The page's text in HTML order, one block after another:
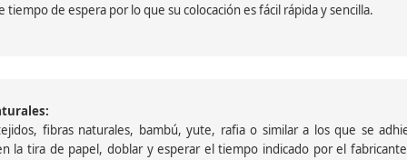
tiempo de espera por lo que su colocación es fácil rápida y sencilla.
fibras naturales, bambú, yute, rafia o similar a los que se
la tira de papel, doblar y esperar el tiempo indicado por el